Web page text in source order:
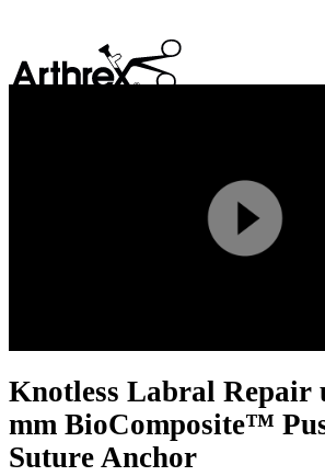
Knotless Labral Repair
mm BioComposite™
Suture Anchor